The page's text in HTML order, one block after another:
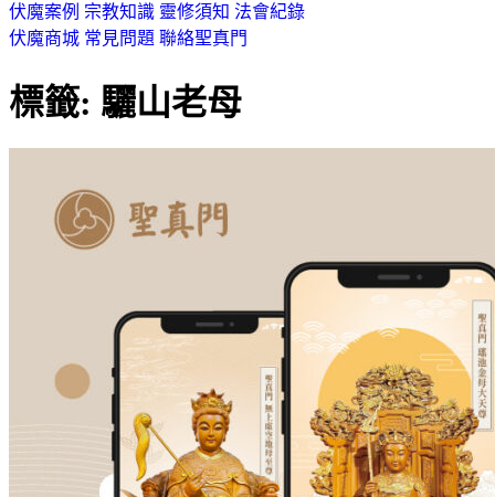
伏魔案例 宗教知識 靈修須知 法會紀錄
伏魔商城 常見問題 聯絡聖真門
標籤: 驪山老母